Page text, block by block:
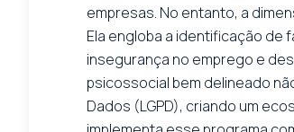
empresas. No entanto, a
Ela engloba a identificação de
insegurança no emprego e
psicossocial bem delineado
Dados (LGPD), criando um